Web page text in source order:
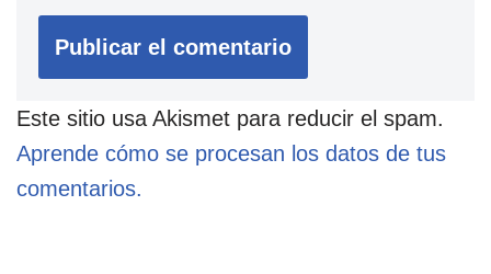
Este sitio usa Akismet para reducir el spam.
Aprende cómo se procesan los datos de tus
comentarios.